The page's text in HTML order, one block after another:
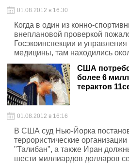
01.08.2012 в 16:30
Когда в один из конно-
внеплановой проверкой
Госэкоинспекции и
медицины, там находились
животных.
США
более 6
терактов
01.08.2012 в 16:16
В США суд Нью-Йорка
террористические
"Талибан", а также Иран
шести миллиардов долларов